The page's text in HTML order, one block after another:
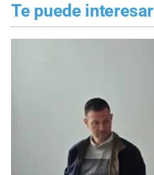
Te puede interesar